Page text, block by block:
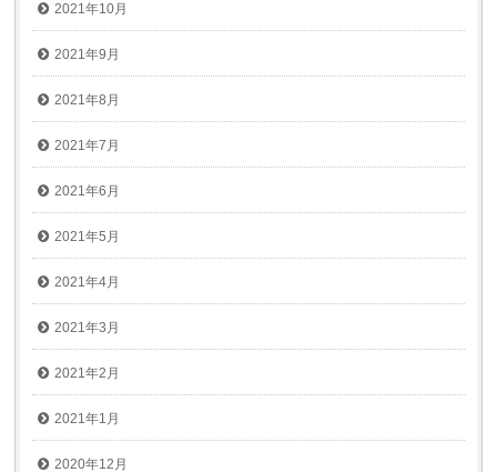
2021年10月
2021年9月
2021年8月
2021年7月
2021年6月
2021年5月
2021年4月
2021年3月
2021年2月
2021年1月
2020年12月